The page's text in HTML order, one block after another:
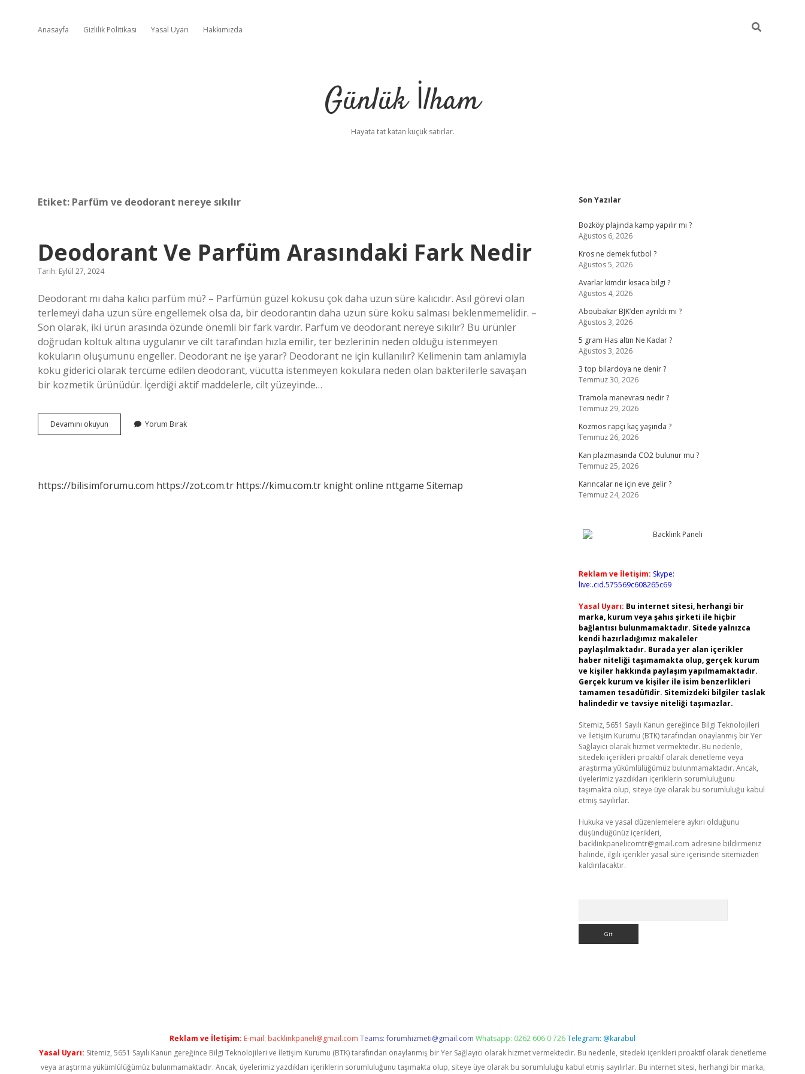
Anasayfa Gizlilik Politikası Yasal Uyarı Hakkımızda
Günlük İlham
Hayata tat katan küçük satırlar.
Etiket: Parfüm ve deodorant nereye sıkılır
Deodorant Ve Parfüm Arasındaki Fark Nedir
Tarih: Eylül 27, 2024
Deodorant mı daha kalıcı parfüm mü? – Parfümün güzel kokusu çok daha uzun süre kalıcıdır. Asıl görevi olan
terlemeyi daha uzun süre engellemek olsa da, bir deodorantın daha uzun süre koku salması beklenmemelidir. –
Son olarak, iki ürün arasında özünde önemli bir fark vardır. Parfüm ve deodorant nereye sıkılır? Bu ürünler
doğrudan koltuk altına uygulanır ve cilt tarafından hızla emilir, ter bezlerinin neden olduğu istenmeyen
kokuların oluşumunu engeller. Deodorant ne işe yarar? Deodorant ne için kullanılır? Kelimenin tam anlamıyla
koku giderici olarak tercüme edilen deodorant, vücutta istenmeyen kokulara neden olan bakterilerle savaşan
bir kozmetik ürünüdür. İçerdiği aktif maddelerle, cilt yüzeyinde…
Devamını okuyun Deodorant
Ve
Yorum Bırak
https://bilisimforumu.com https://zot.com.tr https://kimu.com.tr knight online nttgame Sitemap
Sidebar
Son Yazılar
Bozköy plajında kamp yapılır mı ?
Ağustos 6, 2026
Kros ne demek futbol ?
Ağustos 5, 2026
Avarlar kimdir kısaca bilgi ?
Ağustos 4, 2026
Aboubakar BJK’den ayrıldı mı ?
Ağustos 3, 2026
5 gram Has altın Ne Kadar ?
Ağustos 3, 2026
3 top bilardoya ne denir ?
Temmuz 30, 2026
Tramola manevrası nedir ?
Temmuz 29, 2026
Kozmos rapçi kaç yaşında ?
Temmuz 26, 2026
Kan plazmasında CO2 bulunur mu ?
Temmuz 25, 2026
Karıncalar ne için eve gelir ?
Temmuz 24, 2026
Reklam ve İletişim: Skype:
live:.cid.575569c608265c69
Yasal Uyarı: Bu internet sitesi, herhangi bir
marka, kurum veya şahıs şirketi ile hiçbir
bağlantısı bulunmamaktadır. Sitede yalnızca
kendi hazırladığımız makaleler
paylaşılmaktadır. Burada yer alan içerikler
haber niteliği taşımamakta olup, gerçek kurum
ve kişiler hakkında paylaşım yapılmamaktadır.
Gerçek kurum ve kişiler ile isim benzerlikleri
tamamen tesadüfidir. Sitemizdeki bilgiler taslak
halindedir ve tavsiye niteliği taşımazlar.
Sitemiz, 5651 Sayılı Kanun gereğince Bilgi Teknolojileri
ve İletişim Kurumu (BTK) tarafından onaylanmış bir Yer
Sağlayıcı olarak hizmet vermektedir. Bu nedenle,
sitedeki içerikleri proaktif olarak denetleme veya
araştırma yükümlülüğümüz bulunmamaktadır. Ancak,
üyelerimiz yazdıkları içeriklerin sorumluluğunu
taşımakta olup, siteye üye olarak bu sorumluluğu kabul
etmiş sayılırlar.
Hukuka ve yasal düzenlemelere aykırı olduğunu
düşündüğünüz içerikleri,
backlinkpanelicomtr@gmail.com adresine bildirmeniz
halinde, ilgili içerikler yasal süre içerisinde sitemizden
kaldırılacaktır.
Reklam ve İletişim: E-mail: backlinkpaneli@gmail.com Teams:forumhizmeti@gmail.com Whatsapp: 0262 606 0 726Telegram: @karabul
Yasal Uyarı: Sitemiz, 5651 Sayılı Kanun gereğince Bilgi Teknolojileri ve İletişim Kurumu (BTK) tarafından onaylanmış bir Yer Sağlayıcı olarak hizmet vermektedir. Bu nedenle, sitedeki içerikleri proaktif olarak denetleme
veya araştırma yükümlülüğümüz bulunmamaktadır. Ancak, üyelerimiz yazdıkları içeriklerin sorumluluğunu taşımakta olup, siteye üye olarak bu sorumluluğu kabul etmiş sayılırlar. Bu internet sitesi, herhangi bir marka,